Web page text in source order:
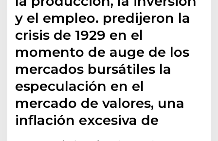
y el empleo. predijeron la
crisis de 1929 en el
momento de auge de los
mercados bursátiles la
especulación en el
mercado de valores, una
inflación excesiva de